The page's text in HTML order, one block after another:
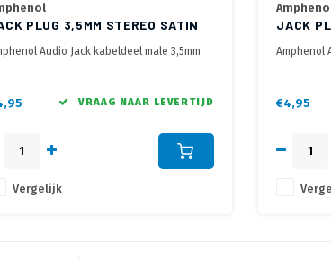
PLUG 3,5MM STEREO SATIN
Audio Jack kabeldeel male 3,5mm
VRAAG NAAR LEVERTIJD
Vergelijk
JACK
Amphenol
€4,95